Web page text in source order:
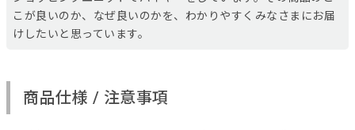
こが良いのか、なぜ良いのかを、わかりやすくみなさまにお届
けしたいと思っています。
商品仕様 / 注意事項